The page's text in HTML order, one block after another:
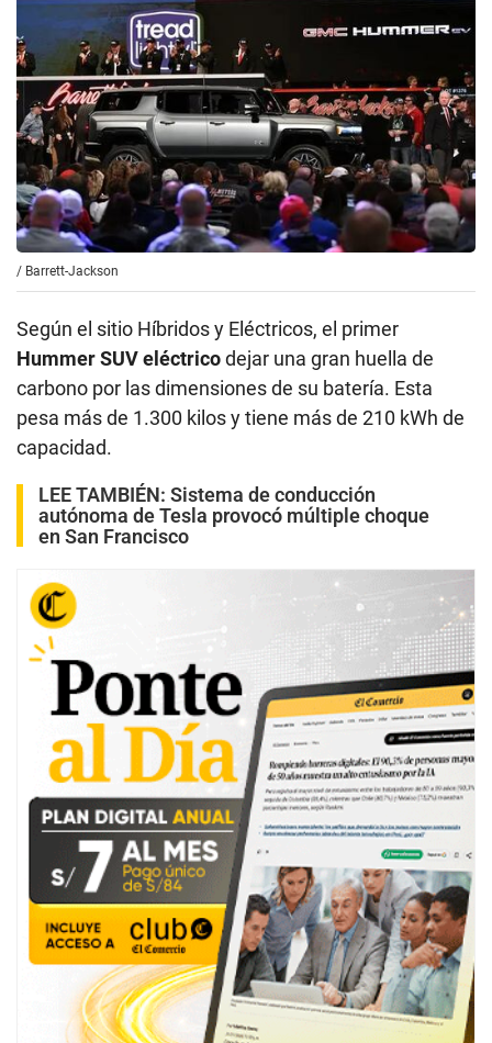
/ Barrett-Jackson
Según el sitio Híbridos y Eléctricos, el primer
Hummer SUV eléctricodejar una gran huella de
carbono por las dimensiones de su batería. Esta
pesa más de 1.300 kilos y tiene más de 210 kWh de
capacidad.
LEE TAMBIÉN: Sistema de conducción
autónoma de Tesla provocó múltiple choque
en San Francisco